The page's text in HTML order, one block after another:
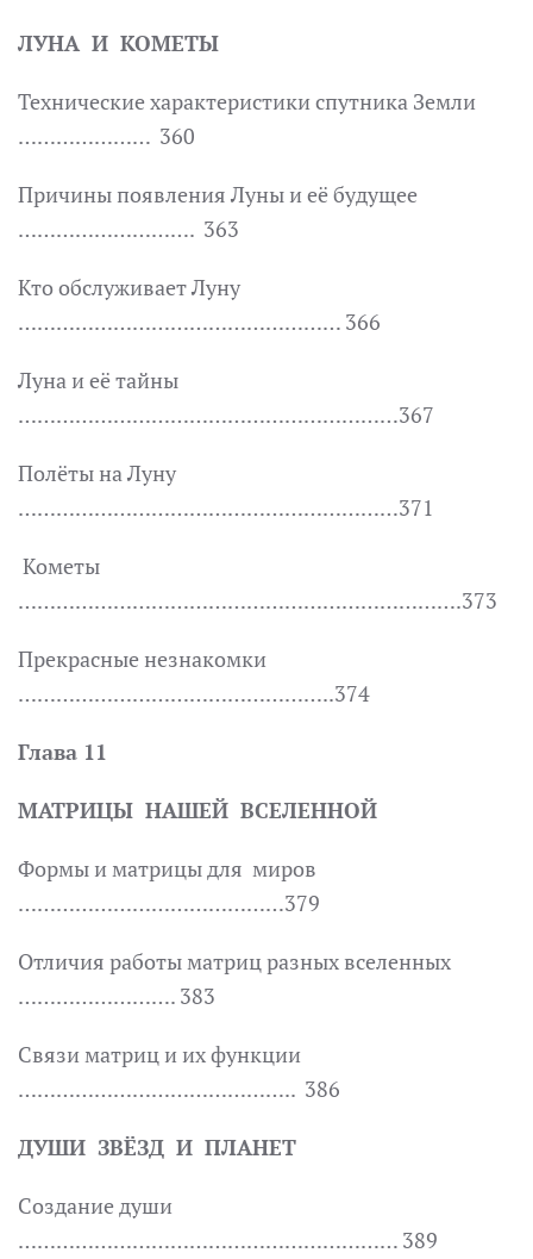
ЛУНА И КОМЕТЫ
Технические характеристики спутника Земли
………………… 360
Причины появления Луны и её будущее
………………………. 363
Кто обслуживает Луну
…………………………………………… 366
Луна и её тайны
……………………………………………………367
Полёты на Луну
……………………………………………………371
Кометы
…………………………………………………………….373
Прекрасные незнакомки
…………………………………………..374
Глава 11
МАТРИЦЫ НАШЕЙ ВСЕЛЕННОЙ
Формы и матрицы для миров
……………………………………379
Отличия работы матриц разных вселенных
……………………. 383
Связи матриц и их функции
…………………………………….. 386
ДУШИ ЗВЁЗД И ПЛАНЕТ
Создание души
…………………………………………………… 389